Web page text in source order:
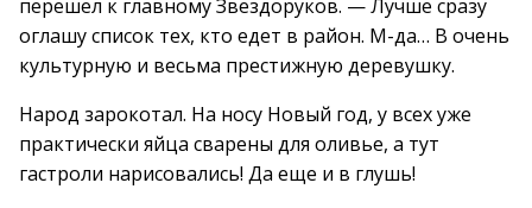
перешел к главному Звездоруков. — Лучше сразу
оглашу список тех, кто едет в район. М-да… В очень
культурную и весьма престижную деревушку.
Народ зарокотал. На носу Новый год, у всех уже
практически яйца сварены для оливье, а тут
гастроли нарисовались! Да еще и в глушь!